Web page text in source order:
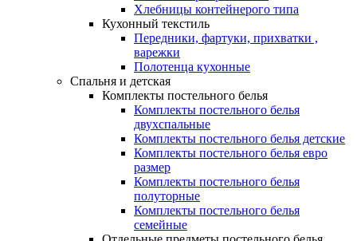
Хлебницы контейнерого типа
Кухонный текстиль
Передники, фартуки, прихватки ,
варежки
Полотенца кухонные
Спальня и детская
Комплекты постельного белья
Комплекты постельного белья
двухспальные
Комплекты постельного белья детские
Комплекты постельного белья евро
размер
Комплекты постельного белья
полуторные
Комплекты постельного белья
семейные